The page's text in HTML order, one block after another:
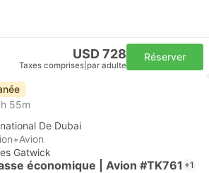
USD 728
Taxes comprises par adulte
Réserver
55m
De Dubai
Gatwick
économique | Avion #TK761 +1